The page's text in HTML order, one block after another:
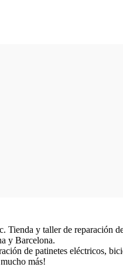
Tienda y taller de reparación
y Barcelona.
de patinetes eléctricos,
más!